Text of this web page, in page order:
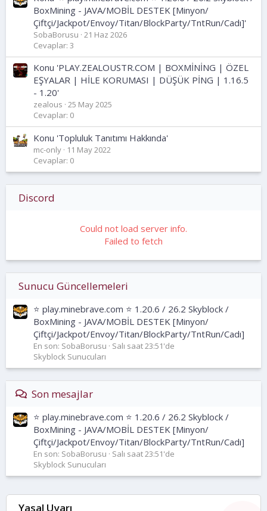
BoxMining - JAVA/MOBİL DESTEK [Minyon/
Çiftçi/Jackpot/Envoy/Titan/BlockParty/TntRun/Cadı]'
SobaBorusu 21 Haz 2026
Cevaplar: 3
Konu 'PLAY.ZEALOUSTR.COM | BOXMİNİNG | ÖZEL
EŞYALAR | HİLE KORUMASI | DÜŞÜK PİNG | 1.16.5
- 1.20'
zealous 25 May 2025
Cevaplar: 0
Konu 'Topluluk Tanıtımı Hakkında'
mc-only
11 May 2022
Cevaplar: 0
Discord
Could not load server info.
Failed to fetch
Sunucu Güncellemeleri
⭐ play.minebrave.com ⭐ 1.20.6 / 26.2 Skyblock /
BoxMining - JAVA/MOBİL DESTEK [Minyon/
Çiftçi/Jackpot/Envoy/Titan/BlockParty/TntRun/Cadı]
En son: SobaBorusu
Salı saat 23:51'de
Skyblock Sunucuları
Son mesajlar
⭐ play.minebrave.com ⭐ 1.20.6 / 26.2 Skyblock /
BoxMining - JAVA/MOBİL DESTEK [Minyon/
Çiftçi/Jackpot/Envoy/Titan/BlockParty/TntRun/Cadı]
En son: SobaBorusu
Salı saat 23:51'de
Skyblock Sunucuları
Yasal Uyarı